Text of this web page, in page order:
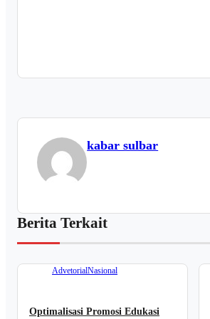
kabar sulbar
Berita Terkait
AdvetorialNasional
Optimalisasi Promosi Edukasi